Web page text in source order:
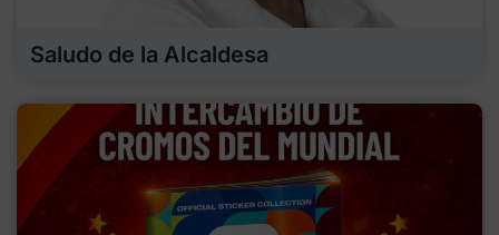
Saludo de la Alcaldesa